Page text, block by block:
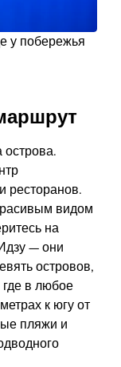
у побережья
ресторанов.
видом
на
— они
островов,
в любое
к югу от
пляжи и